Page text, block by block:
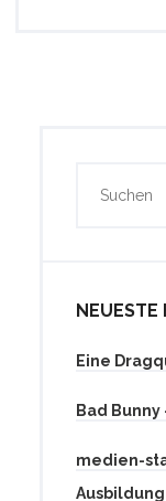
NEUESTE
Eine
Bad Bunny
medien-